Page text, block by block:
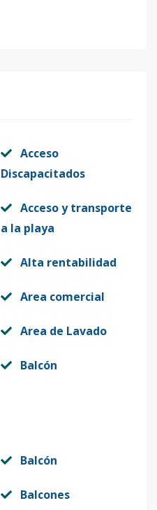
Acceso
Discapacitados
Acceso y transporte
a la playa
Alta rentabilidad
Area comercial
Area de Lavado
Balcón
Balcón
Balcones